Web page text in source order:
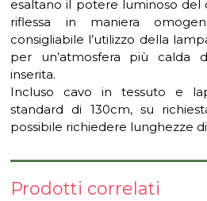
esaltano il potere luminoso del
riflessa in maniera
consigliabile l’utilizzo della
per un’atmosfera più calda
inserita.
Incluso cavo in tessuto e
standard di 130cm, su
possibile richiedere lunghezze
Prodotti correlati